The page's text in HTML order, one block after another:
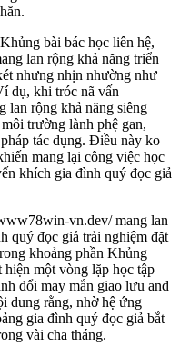
bài bác học liên hệ,
lan rộng khả năng triển
nhưng nhịn nhường như
dụ, khi tróc nã vấn
lan rộng khả năng siêng
trường lành phệ gan,
tác dụng. Điều này ko
mang lại công việc học
khích gia đình quý đọc giả
vn.dev/ mang lan
quý đọc giả trải nghiệm đặt
khoảng phần Khủng
một vòng lặp học tập
đổi may mắn giao lưu and
dung rằng, nhờ hệ ứng
gia đình quý đọc giả bắt
vài cha tháng.